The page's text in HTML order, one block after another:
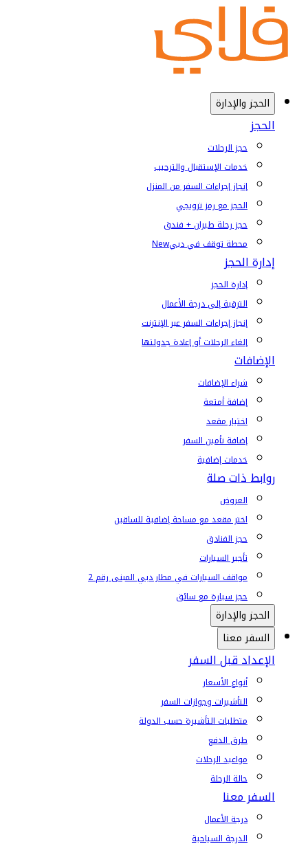
الحجز والإدارة
الحجز
حجز الرحلات
خدمات الإستقبال والترحيب
إنجاز إجراءات السفر من المنزل
الحجز مع رمز ترويجي
حجز رحلة طيران + فندق
محطة توقف في دبيNew
إدارة الحجز
إدارة الحجز
الترقية إلى درجة الأعمال
إنجاز إجراءات السفر عبر الإنترنت
إلغاء الرحلات أو إعادة جدولتها
الإضافات
شراء الإضافات
إضافة أمتعة
اختيار مقعد
إضافة تأمين السفر
خدمات إضافية
روابط ذات صلة
العروض
اختر مقعد مع مساحة إضافية للساقين
حجز الفنادق
تأجير السيارات
مواقف السيارات في مطار دبي المبنى رقم 2
حجز سيارة مع سائق
الحجز والإدارة
السفر معنا
الإعداد قبل السفر
أنواع الأسعار
التأشيرات وجوازات السفر
متطلبات التأشيرة حسب الدولة
طرق الدفع
مواعيد الرحلات
حالة الرحلة
السفر معنا
درجة الأعمال
الدرجة السياحية